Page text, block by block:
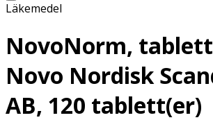
Läkemedel
NovoNorm,
Novo Nordisk
AB, 120 tablett(er)